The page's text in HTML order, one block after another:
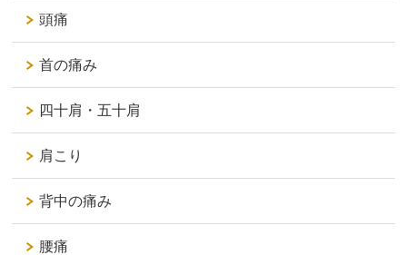
頭痛
首の痛み
四十肩・五十肩
肩こり
背中の痛み
腰痛